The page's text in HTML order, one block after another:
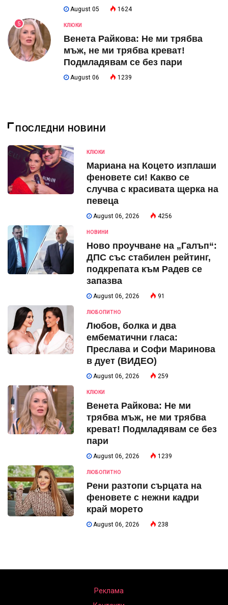
August 05 1624
5 КЛЮКИ
Венета Райкова: Не ми трябва
мъж, не ми трябва креват!
Подмладявам се без пари
August 06 1239
ПОСЛЕДНИ НОВИНИ
КЛЮКИ
Мариана на Коцето изплаши
феновете си! Какво се
случва с красивата щерка на
певеца
August 06, 2026 4256
НОВИНИ
Ново проучване на „Галъп“:
ДПС със стабилен рейтинг,
подкрепата към Радев се
запазва
August 06, 2026 91
ЛЮБОПИТНО
Любов, болка и два
ембематични гласа:
Преслава и Софи Маринова
в дует (ВИДЕО)
August 06, 2026 259
КЛЮКИ
Венета Райкова: Не ми
трябва мъж, не ми трябва
креват! Подмладявам се без
пари
August 06, 2026 1239
ЛЮБОПИТНО
Рени разтопи сърцата на
феновете с нежни кадри
край морето
August 06, 2026 238
Реклама